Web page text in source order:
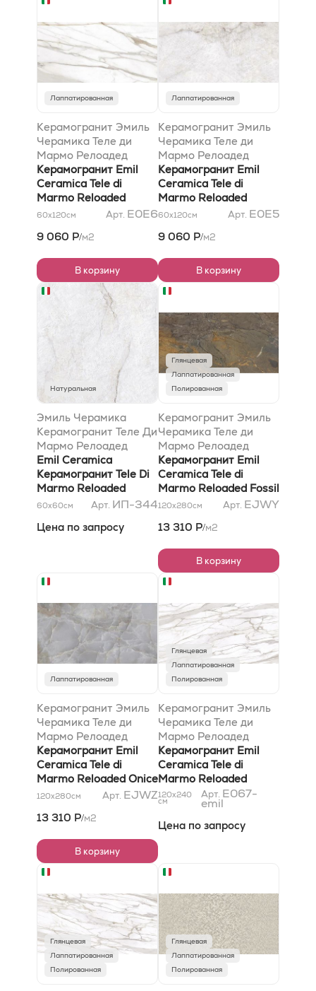
Лаппатированная
Керамогранит Эмиль
Черамика Теле ди
Мармо Релоадед
Калакатта Голд
Канова Лаппато
60x120x0,95
Керамогранит Emil
Ceramica Tele di
Marmo Reloaded
Calacatta Gold Canova
60x120см Арт. E0E6
9 060 Р/м2
В корзину
Лаппатированная
Керамогранит Эмиль
Черамика Теле ди
Мармо Релоадед
Кварзо Кандиски
Лаппато
59x118,2x0,95
Керамогранит Emil
Ceramica Tele di
Marmo Reloaded
Quarzo Kandisky
60x120см Арт. E0E5
9 060 Р/м2
В корзину
Натуральная
Эмиль Черамика
Керамогранит Теле Ди
Мармо Релоадед
Кварзо Кандински
59,6х59,6x1 матовый
Emil Ceramica
Керамогранит Tele Di
Marmo Reloaded
Quarzo Kandinsky
60x60см Арт. ИП-344
Цена по запросу
Глянцевая
Лаппатированная
Полированная
Керамогранит Эмиль
Черамика Теле ди
Мармо Релоадед
Фоссил Браун
Малевик Лаппато
120x278x0,65
Керамогранит Emil
Ceramica Tele di
Marmo Reloaded Fossil
Brown Malevic Lappato
120x280см Арт. EJWY
13 310 Р/м2
В корзину
Лаппатированная
Керамогранит Эмиль
Черамика Теле ди
Мармо Релоадед
Онике Климт Лаппато
120x278x0,65
Керамогранит Emil
Ceramica Tele di
Marmo Reloaded Onice
Klimt Lappato
120x280см Арт. EJWZ
13 310 Р/м2
В корзину
Глянцевая
Лаппатированная
Полированная
Керамогранит Эмиль
Черамика Теле ди
Мармо Релоадед
Калакатта Голд
Канова Бук Матч B
Керамогранит Emil
Ceramica Tele di
Marmo Reloaded
Calacatta Gold Canova
Book Match B
120x240
см
Арт. E067-
emil
Цена по запросу
Глянцевая
Лаппатированная
Полированная
Глянцевая
Лаппатированная
Полированная